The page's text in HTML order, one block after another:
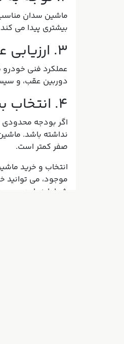
۲. توجه به نیازها و سبک زندگی
ماشین سدان مناسب
بیشتری پیدا می
۳. ارزیابی عملکرد و امکانات فنی
عملکرد فنی خودرو
دوربین عقب، و
۴. انتخاب بین ماشین صفر و کارکرده
اگر بودجه محدودی
نداشته باشد.
صفر کمتر است.
انتخاب و خرید